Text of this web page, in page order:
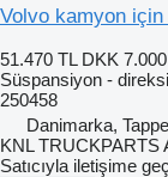
Volvo kamyon
51.470 TL DKK 7.000
Süspansiyon -
250458
Danimarka,
KNL TRUCKPARTS
Satıcıyla iletişime geç